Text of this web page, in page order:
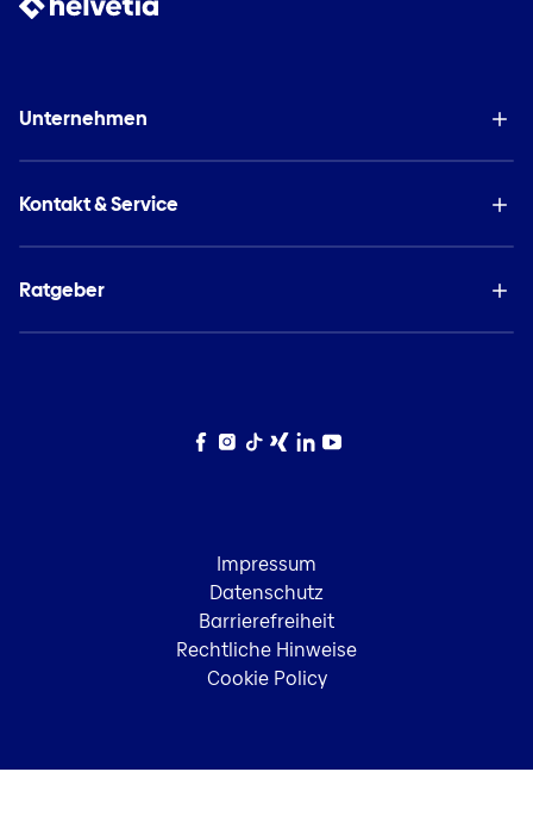
Unternehmen
Kontakt & Service
Ratgeber
Facebook
Instagram
TikTokXingLinkedIn
YouTube
Impressum
Datenschutz
Barrierefreiheit
Rechtliche Hinweise
Cookie Policy